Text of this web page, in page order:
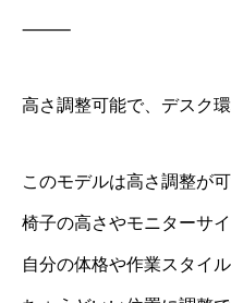
⸻
高さ調整可能で、デスク
このモデルは高さ調整が可
椅子の高さやモニターサイ
自分の体格や作業スタイル